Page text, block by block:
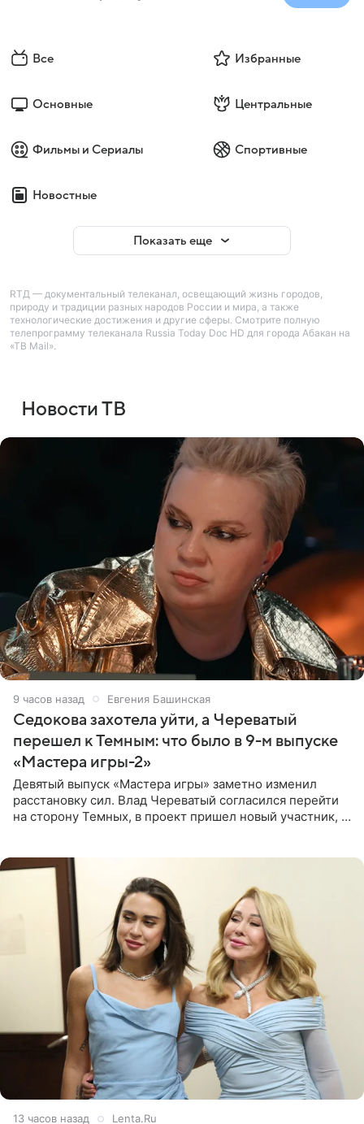
Все Избранные
Основные Центральные
Фильмы и Сериалы Спортивные
Новостные
Показать еще
RTД — документальный телеканал, освещающий жизнь городов,
природу и традиции разных народов России и мира, а также
технологические достижения и другие сферы. Смотрите полную
телепрограмму телеканала Russia Today Doc HD для города Абакан на
«ТВ Mail».
Новости ТВ
9 часов назад Евгения Башинская
Седокова захотела уйти, а Череватый
перешел к Темным: что было в 9-м выпуске
«Мастера игры-2»
Девятый выпуск «Мастера игры» заметно изменил
расстановку сил. Влад Череватый согласился перейти
на сторону Темных, в проект пришел новый участник, а
13 часов назад Lenta.Ru